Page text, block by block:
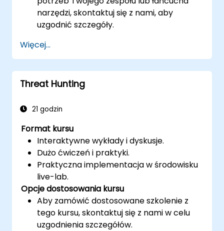
narzędzi, skontaktuj się z nami, aby
uzgodnić szczegóły.
Więcej...
Threat Hunting
21 godzin
Format kursu
Interaktywne wykłady i dyskusje.
Dużo ćwiczeń i praktyki.
Praktyczna implementacja w środowisku
live-lab.
Opcje dostosowania kursu
Aby zamówić dostosowane szkolenie z
tego kursu, skontaktuj się z nami w celu
uzgodnienia szczegółów.